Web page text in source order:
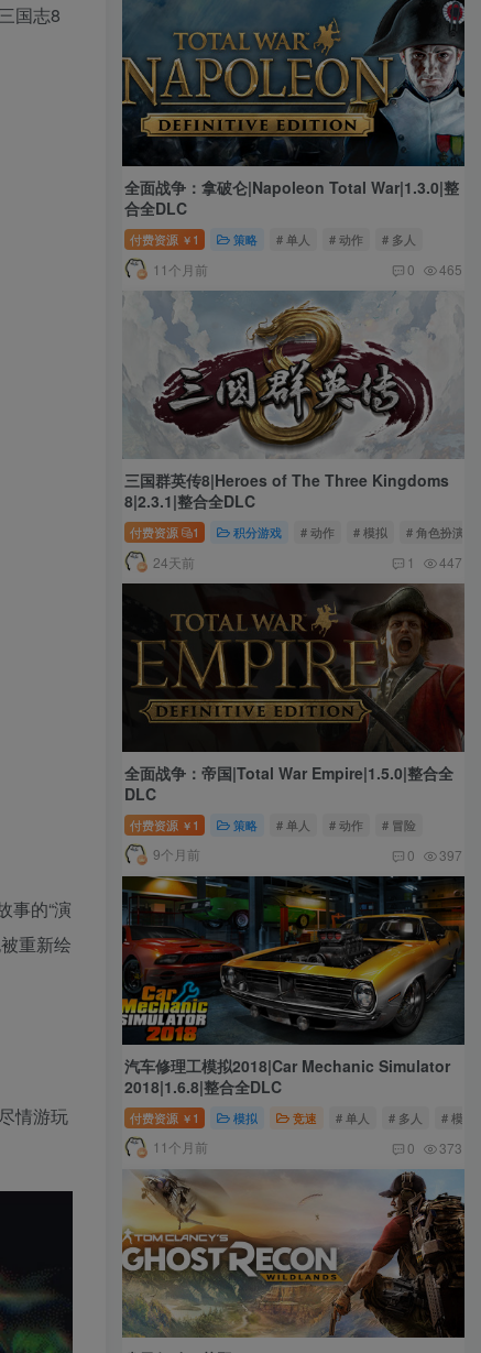
国志8
事的“演
重新绘
情游玩
全面战争：拿破仑|Napoleon Total War|1.3.0|整
合全DLC
付费资源 ￥ 1 策略 # 单人 # 动作 # 多人
11个月前 0 465
三国群英传8|Heroes of The Three Kingdoms
8|2.3.1|整合全DLC
付费资源 1 积分游戏 # 动作 # 模拟 # 角色扮演
24天前 1 447
全面战争：帝国|Total War Empire|1.5.0|整合全
DLC
付费资源 ￥ 1 策略 # 单人 # 动作 # 冒险
9个月前 0 397
汽车修理工模拟2018|Car Mechanic Simulator
2018|1.6.8|整合全DLC
付费资源 ￥ 1 模拟 竞速 # 单人 # 多人 # 模拟
11个月前 0 373